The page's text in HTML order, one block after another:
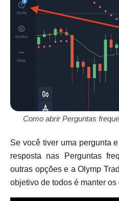
Como abrir Perguntas
Se você tiver uma pergunta
resposta nas Perguntas
outras opções e a Olymp
objetivo de todos é manter